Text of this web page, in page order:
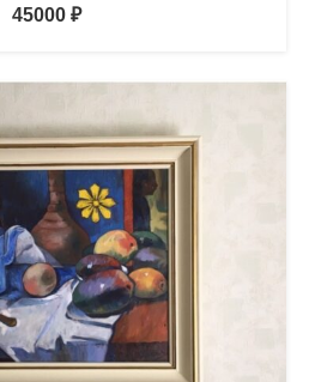
45000 ₽